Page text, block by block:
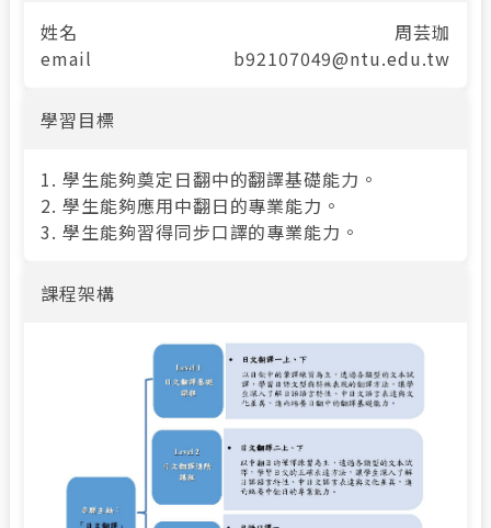
姓名
周芸珈
email
b92107049@ntu.edu.tw
學習目標
1. 學生能夠奠定日翻中的翻譯基礎能力。
2. 學生能夠應用中翻日的專業能力。
3. 學生能夠習得同步口譯的專業能力。
課程架構